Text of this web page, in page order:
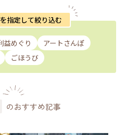
指定して絞り込む
益めぐり
アートさんぽ
ごほうび
のおすすめ記事